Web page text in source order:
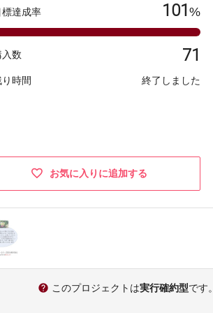
標達成率 101%
入数 71
時間 終了しました
お気に入りに追加する
help このプロジェクトは実行確約型です。